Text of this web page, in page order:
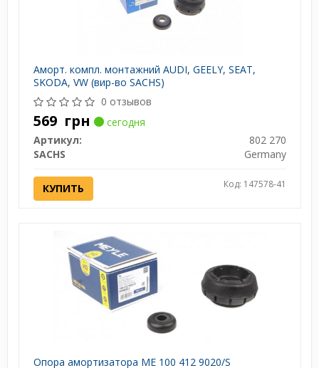
Аморт. компл. монтажний AUDI, GEELY, SEAT,
SKODA, VW (вир-во SACHS)
0 отзывов
569 грн
сегодня
Артикул:
802 270
SACHS
Germany
КУПИТЬ Код: 147578-41
Опора амортизатора ME 100 412 9020/S